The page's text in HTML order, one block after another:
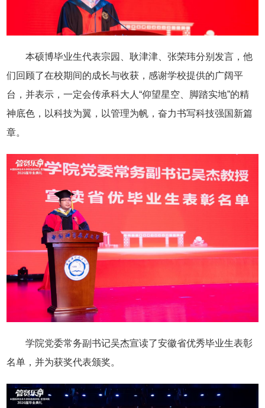
本硕博毕业生代表宗园、耿津津、张荣玮分别发言，他
们回顾了在校期间的成长与收获，感谢学校提供的广阔平
台，并表示，一定会传承科大人“仰望星空、脚踏实地”的精
神底色，以科技为翼，以管理为帆，奋力书写科技强国新篇
章。
学院党委常务副书记吴杰宣读了安徽省优秀毕业生表彰
名单，并为获奖代表颁奖。